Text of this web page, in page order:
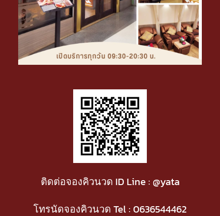
ติดต่อจองคิวนวด ID Line : @yata
โทรนัดจองคิวนวด Tel : 0636544462